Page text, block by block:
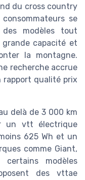
du cross country
se
modèles tout
capacité et
la montagne.
recherche accrue
rapport qualité prix
delà de 3 000 km
un vtt électrique
625 Wh et un
comme Giant,
certains modèles
des vttae